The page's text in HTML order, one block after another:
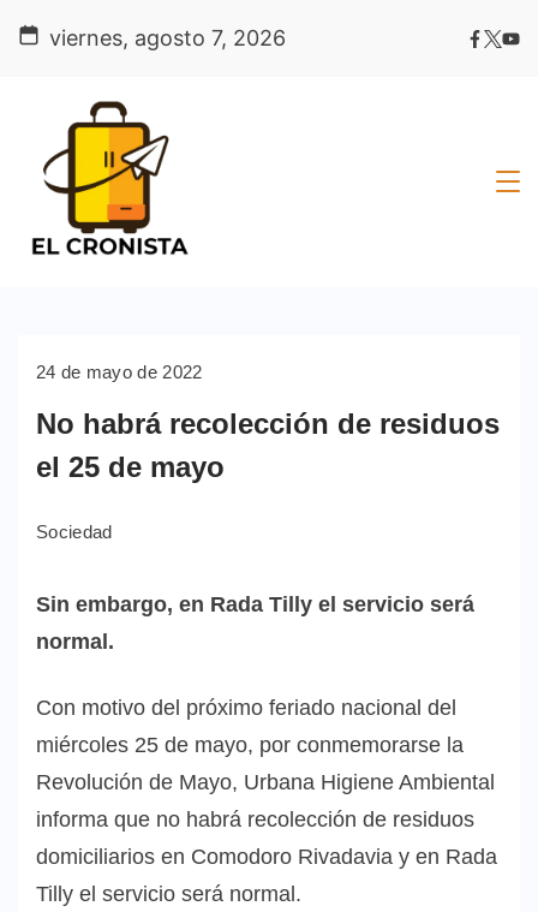
viernes, agosto 7, 2026
24 de mayo de 2022
No habrá recolección de residuos
el 25 de mayo
Sociedad
Sin embargo, en Rada Tilly el servicio será
normal.
Con motivo del próximo feriado nacional del
miércoles 25 de mayo, por conmemorarse la
Revolución de Mayo, Urbana Higiene Ambiental
informa que no habrá recolección de residuos
domiciliarios en Comodoro Rivadavia y en Rada
Tilly el servicio será normal.